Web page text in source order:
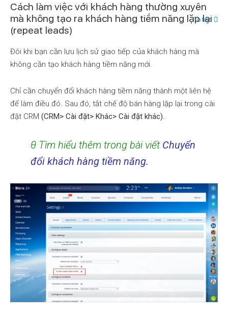
Cách làm việc với khách hàng thường xuyên
mà không tạo ra khách hàng tiềm năng lặp lại
(repeat leads)
To top
Đôi khi bạn cần lưu lịch sử giao tiếp của khách hàng mà
không cần tạo khách hàng tiềm năng mới.
Chỉ cần chuyển đổi khách hàng tiềm năng thành một liên hệ
để làm điều đó. Sau đó, tắt chế độ bán hàng lặp lại trong cài
đặt CRM (CRM> Cài đặt> Khác> Cài đặt khác).
θ Tìm hiểu thêm trong bài viết Chuyển
đổi khách hàng tiềm năng.